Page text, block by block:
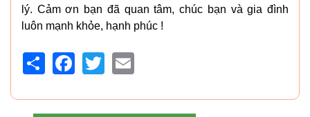
lý. Cảm ơn bạn đã quan tâm, chúc bạn và gia đình
luôn mạnh khỏe, hạnh phúc !
Share FacebookTwitter